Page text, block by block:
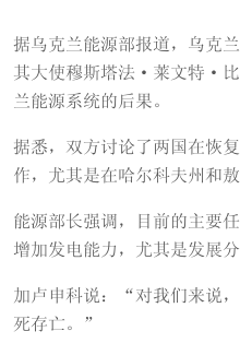
据乌克兰能源部报道，乌克
其大使穆斯塔法·莱文特·比
兰能源系统的后果。
据悉，双方讨论了两国在恢
作，尤其是在哈尔科夫州和敖
能源部长强调，目前的主要
增加发电能力，尤其是发展
加卢申科说：“对我们来说
死存亡。”